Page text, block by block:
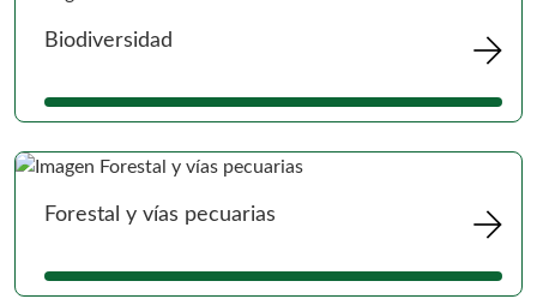
Biodiversidad Ir
arrow_forward
Forestal y vías pecuarias Ir
arrow_forward